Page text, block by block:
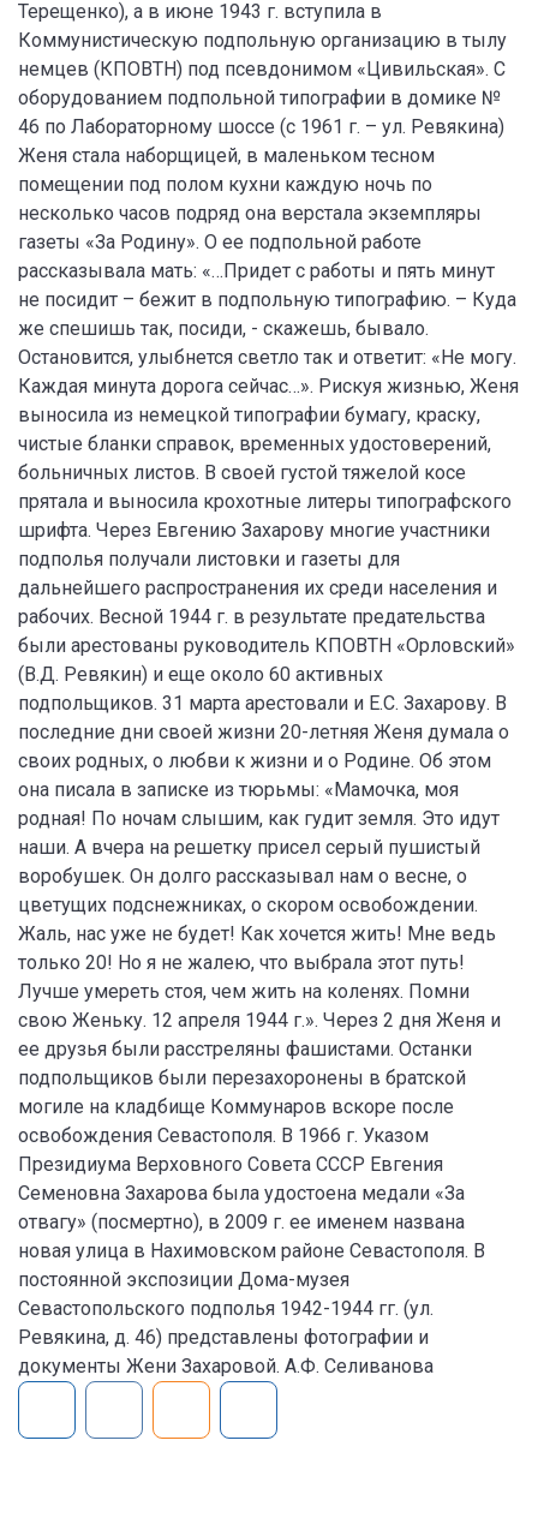
Терещенко), а в июне 1943 г. вступила в
Коммунистическую подпольную организацию в тылу
немцев (КПОВТН) под псевдонимом «Цивильская». С
оборудованием подпольной типографии в домике №
46 по Лабораторному шоссе (с 1961 г. – ул. Ревякина)
Женя стала наборщицей, в маленьком тесном
помещении под полом кухни каждую ночь по
несколько часов подряд она верстала экземпляры
газеты «За Родину». О ее подпольной работе
рассказывала мать: «…Придет с работы и пять минут
не посидит – бежит в подпольную типографию. – Куда
же спешишь так, посиди, - скажешь, бывало.
Остановится, улыбнется светло так и ответит: «Не могу.
Каждая минута дорога сейчас…». Рискуя жизнью, Женя
выносила из немецкой типографии бумагу, краску,
чистые бланки справок, временных удостоверений,
больничных листов. В своей густой тяжелой косе
прятала и выносила крохотные литеры типографского
шрифта. Через Евгению Захарову многие участники
подполья получали листовки и газеты для
дальнейшего распространения их среди населения и
рабочих. Весной 1944 г. в результате предательства
были арестованы руководитель КПОВТН «Орловский»
(В.Д. Ревякин) и еще около 60 активных
подпольщиков. 31 марта арестовали и Е.С. Захарову. В
последние дни своей жизни 20-летняя Женя думала о
своих родных, о любви к жизни и о Родине. Об этом
она писала в записке из тюрьмы: «Мамочка, моя
родная! По ночам слышим, как гудит земля. Это идут
наши. А вчера на решетку присел серый пушистый
воробушек. Он долго рассказывал нам о весне, о
цветущих подснежниках, о скором освобождении.
Жаль, нас уже не будет! Как хочется жить! Мне ведь
только 20! Но я не жалею, что выбрала этот путь!
Лучше умереть стоя, чем жить на коленях. Помни
свою Женьку. 12 апреля 1944 г.». Через 2 дня Женя и
ее друзья были расстреляны фашистами. Останки
подпольщиков были перезахоронены в братской
могиле на кладбище Коммунаров вскоре после
освобождения Севастополя. В 1966 г. Указом
Президиума Верховного Совета СССР Евгения
Семеновна Захарова была удостоена медали «За
отвагу» (посмертно), в 2009 г. ее именем названа
новая улица в Нахимовском районе Севастополя. В
постоянной экспозиции Дома-музея
Севастопольского подполья 1942-1944 гг. (ул.
Ревякина, д. 46) представлены фотографии и
документы Жени Захаровой. А.Ф. Селиванова